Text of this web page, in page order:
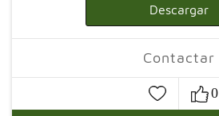
Descargar
Contactar
0